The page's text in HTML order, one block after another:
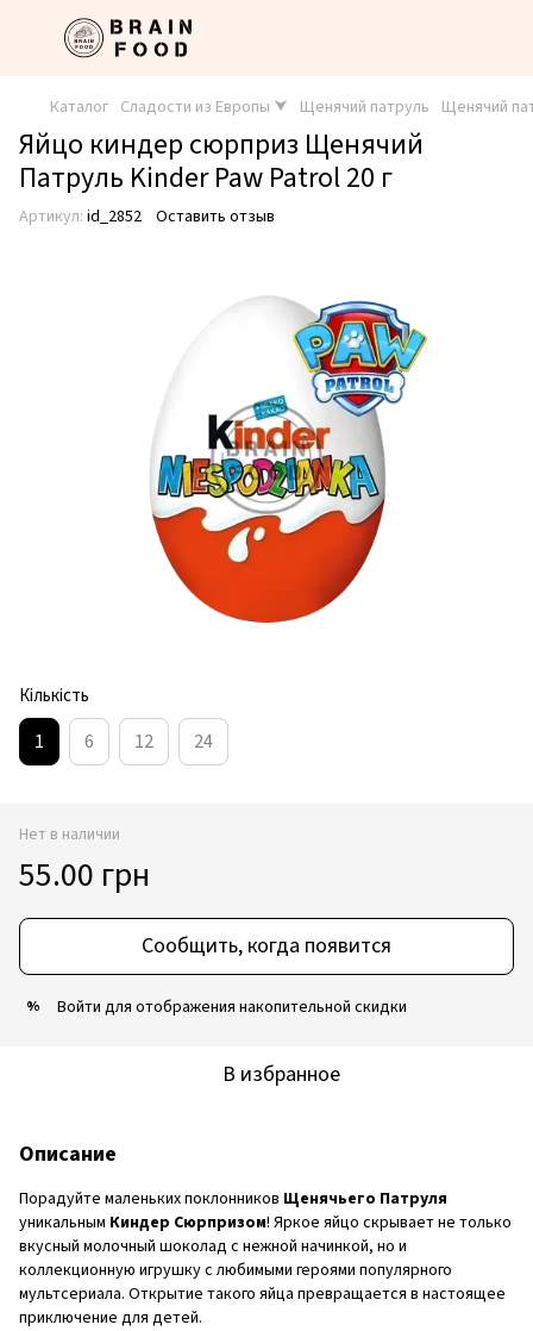
Каталог Сладости из Европы ⮟ Щенячий патруль Щенячий
Яйцо киндер сюрприз Щенячий
Патруль Kinder Paw Patrol 20 г
Артикул: id_2852 Оставить отзыв
Кількість
1 6 12 24
Нет в наличии
55.00 грн
Сообщить, когда появится
% Войти для отображения накопительной скидки
В избранное
Описание
Порадуйте маленьких поклонников Щенячьего Патруля
уникальным Киндер Сюрпризом! Яркое яйцо скрывает не только
вкусный молочный шоколад с нежной начинкой, но и
коллекционную игрушку с любимыми героями популярного
мультсериала. Открытие такого яйца превращается в настоящее
приключение для детей.